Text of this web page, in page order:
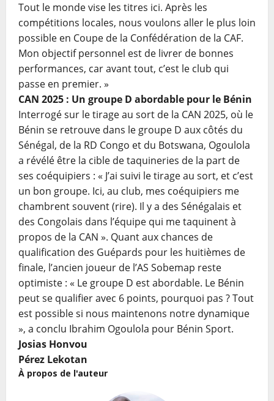
Tout le monde vise les titres ici. Après les
compétitions locales, nous voulons aller le plus loin
possible en Coupe de la Confédération de la CAF.
Mon objectif personnel est de livrer de bonnes
performances, car avant tout, c’est le club qui
passe en premier. »
CAN 2025 : Un groupe D abordable pour le Bénin
Interrogé sur le tirage au sort de la CAN 2025, où le
Bénin se retrouve dans le groupe D aux côtés du
Sénégal, de la RD Congo et du Botswana, Ogoulola
a révélé être la cible de taquineries de la part de
ses coéquipiers : « J’ai suivi le tirage au sort, et c’est
un bon groupe. Ici, au club, mes coéquipiers me
chambrent souvent (rire). Il y a des Sénégalais et
des Congolais dans l’équipe qui me taquinent à
propos de la CAN ». Quant aux chances de
qualification des Guépards pour les huitièmes de
finale, l’ancien joueur de l’AS Sobemap reste
optimiste : « Le groupe D est abordable. Le Bénin
peut se qualifier avec 6 points, pourquoi pas ? Tout
est possible si nous maintenons notre dynamique
», a conclu Ibrahim Ogoulola pour Bénin Sport.
Josias Honvou
Pérez Lekotan
À propos de l'auteur